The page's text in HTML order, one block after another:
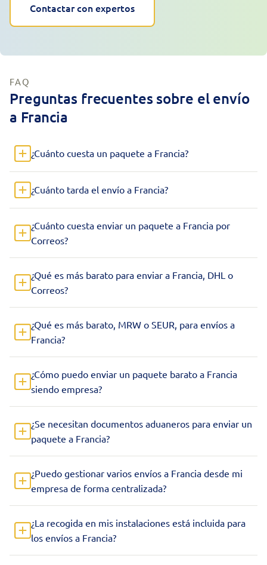
Contactar con expertos
FAQ
Preguntas frecuentes sobre el envío
a Francia
¿Cuánto cuesta un paquete a Francia?
¿Cuánto tarda el envío a Francia?
¿Cuánto cuesta enviar un paquete a Francia por
Correos?
¿Qué es más barato para enviar a Francia, DHL o
Correos?
¿Qué es más barato, MRW o SEUR, para envíos a
Francia?
¿Cómo puedo enviar un paquete barato a Francia
siendo empresa?
¿Se necesitan documentos aduaneros para enviar un
paquete a Francia?
¿Puedo gestionar varios envíos a Francia desde mi
empresa de forma centralizada?
¿La recogida en mis instalaciones está incluida para
los envíos a Francia?